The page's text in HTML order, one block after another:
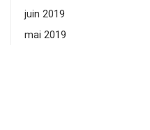
juin 2019
mai 2019